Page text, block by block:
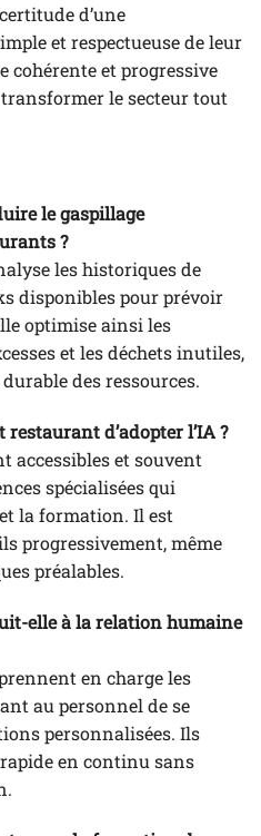
d’une
et respectueuse de leur
cohérente et progressive
le secteur tout
le gaspillage
?
les historiques de
disponibles pour prévoir
optimise ainsi les
et les déchets inutiles,
des ressources.
d’adopter l’IA ?
accessibles et souvent
spécialisées qui
la formation. Il est
progressivement, même
préalables.
elle à la relation humaine
en charge les
au personnel de se
personnalisées. Ils
en continu sans